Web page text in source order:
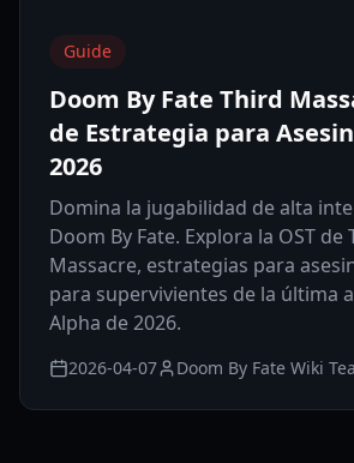
Guide
Doom By Fate Third
de Estrategia para
2026
Domina la jugabilidad de alta
Doom By Fate. Explora la OST de
Massacre, estrategias para
para supervivientes de la última
Alpha de 2026.
2026-04-07 Doom By Fate Wiki